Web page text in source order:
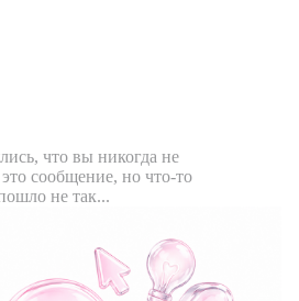
что вы никогда не
сообщение, но что-то
не так...